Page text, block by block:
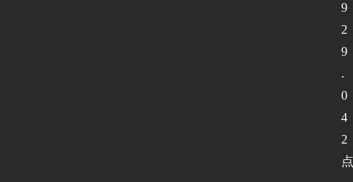
9
2
9
.
0
4
2
点